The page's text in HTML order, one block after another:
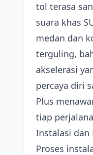
tol terasa
suara khas
medan dan
terguling,
akselerasi
percaya diri
Plus
tiap
Instalasi dan
Proses